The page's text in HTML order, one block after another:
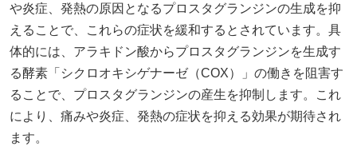
や炎症、発熱の原因となるプロスタグランジンの生成を抑
えることで、これらの症状を緩和するとされています。​具
体的には、アラキドン酸からプロスタグランジンを生成す
る酵素「シクロオキシゲナーゼ（COX）」の働きを阻害す
ることで、プロスタグランジンの産生を抑制します。​これ
により、痛みや炎症、発熱の症状を抑える効果が期待され
ます。